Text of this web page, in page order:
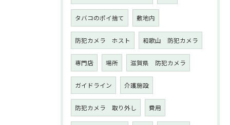
タバコのポイ捨て 敷地内
防犯カメラ ホスト 和歌山 防犯カメラ
専門店 場所 滋賀県 防犯カメラ
ガイドライン 介護施設
防犯カメラ 取り外し 費用